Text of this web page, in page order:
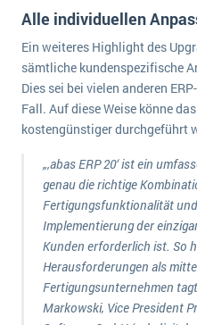
Logistik
Produktion
Immobilien
Services
Textil und Mode
Vermietung
Versorgung
wichtigsten Punkte,
Service Level Agreements (SLA)
ERP-Software für
Digitale Arbeitsaufträge in Ihrem
MEHR ÜBER ERP-
ERP News
Alle individuellen
Ein weiteres Highlight des
sämtliche kundenspezifische
Dies sei bei vielen anderen
Fall. Auf diese Weise könne
kostengünstiger durchgeführt
„‚abas ERP 20‘ ist ein
genau die richtige
Fertigungsfunktionalität
Implementierung der
Kunden erforderlich ist. So
Herausforderungen als
Fertigungsunternehmen
Markowski, Vice President